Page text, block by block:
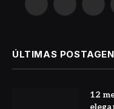
Instagram
ÚLTIMAS
12